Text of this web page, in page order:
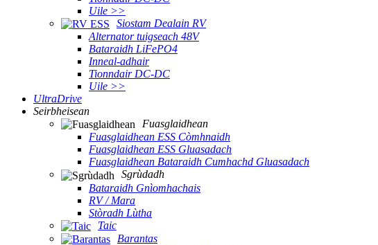
Uile >>
Siostam Dealain RV
Alternator tuigseach 48V
Bataraidh LiFePO4
Inneal-adhair
Tionndair DC-DC
Uile >>
UltraDrive
Seirbheisean
Fuasglaidhean
Fuasglaidhean ESS Còmhnaidh
Fuasglaidhean ESS Gluasadach
Fuasglaidhean Bataraidh Cumhachd Gluasadach
Sgrùdadh
Bataraidh Gnìomhachais
RV / Mara
Stòradh Lùtha
Taic
Barantas